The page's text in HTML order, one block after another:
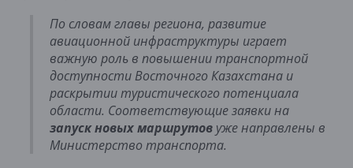
По словам главы региона, развитие
авиационной инфраструктуры играет
важную роль в повышении транспортной
доступности Восточного Казахстана и
раскрытии туристического потенциала
области. Соответствующие заявки на
запуск новых маршрутов уже направлены в
Министерство транспорта.